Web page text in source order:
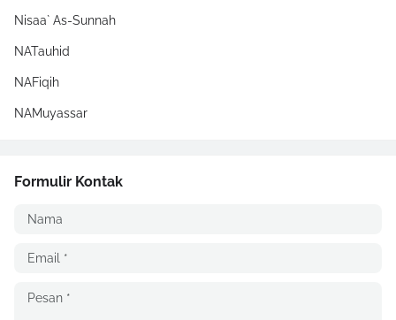
Nisaa` As-Sunnah
NATauhid
NAFiqih
NAMuyassar
Formulir Kontak